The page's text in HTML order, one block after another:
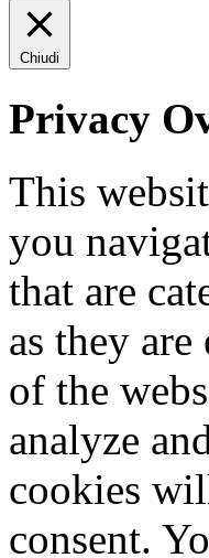
Chiudi
Privacy
This
you
that are
as they
of the
analyze
cookies
consent.